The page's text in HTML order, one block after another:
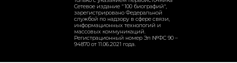
Сетевое издание "100 биографий",
зарегистрировано Федеральной
службой по надзору в сфере связи,
информационных технологий и
массовых коммуникаций.
Регистрационный номер Эл №ФС 90 –
94870 от 11.06.2021 года.